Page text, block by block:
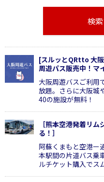
検
[スルッとQRtto 大
周遊パス販売中！マ
大阪周遊バスご利用
放題。さらに大阪城
40の施設が無料！
［熊本空港発着リ
る！］
阿蘇くまもと空港ー
本駅間の片道バス乗
ルチケット購入でス